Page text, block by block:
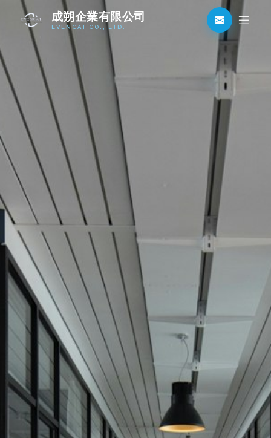
成朔企業有限公司
EVENCAT CO., LTD.